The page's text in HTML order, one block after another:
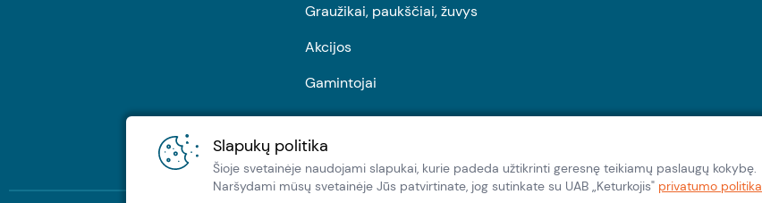
Slapukų politika
Šioje svetainėje naudojami slapukai, kurie padeda užtikrinti geresnę teikiamų paslaugų kokybę.
Naršydami müsų svetainėje Jūs patvirtinate, jog sutinkate su UAB „Keturkojis" privatumo politika
Graužikai, paukščiai, žuvys
Akcijos
Gamintojai